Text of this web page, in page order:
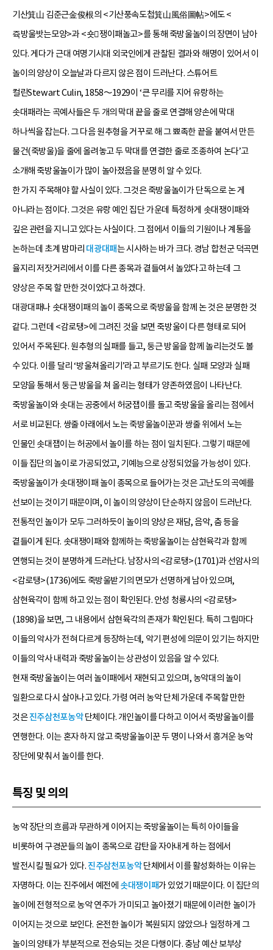
기산箕山 김준근金俊根의 <기산풍속도첩箕山風俗圖帖>에도 <
쥭방울밧는모양>과 <숏쟁이패놀고>를 통해 죽방울놀이의 장면이 남아
있다. 게다가 근대 여명기시대 외국인에게 관찰된 결과와 해명이 있어서 이
놀이의 양상이 오늘날과 다르지 않은 점이 드러난다. 스튜어트
컬린Stewart Culin, 1858～1929이 ‘큰 무리를 지어 유랑하는
솟대패라는 곡예사들은 두 개의 막대 끝을 줄로 연결해 양손에 막대
하나씩을 잡는다. 그 다음 원추형을 거꾸로 해 그 뾰족한 끝을 붙여서 만든
물건(죽방울)을 줄에 올려놓고 두 막대를 연결한 줄로 조종하여 논다’고
소개해 죽방울놀이가 많이 놀아졌음을 분명히 알 수 있다.
한 가지 주목해야 할 사실이 있다. 그것은 죽방울놀이가 단독으로 논 게
아니라는 점이다. 그것은 유랑 예인 집단 가운데 특정하게 솟대쟁이패와
깊은 관련을 지니고 있다는 사실이다. 그 점에서 이들의 기원이나 계통을
논하는데 초계 밤마리 대광대패는 시사하는 바가 크다. 경남 합천군 덕곡면
율지리 저잣거리에서 이를 다른 종목과 곁들여서 놀았다고 하는데 그
양상은 주목 할 만한 것이었다고 하겠다.
대광대패나 솟대쟁이패의 놀이 종목으로 죽방울을 함께 논 것은 분명한 것
같다. 그런데 <감로탱>에 그려진 것을 보면 죽방울이 다른 형태로 되어
있어서 주목된다. 원추형의 실패를 들고, 둥근 방울을 함께 놀리는것도 볼
수 있다. 이를 달리 ‘방울쳐올리기’라고 부르기도 한다. 실패 모양과 실패
모양을 통해서 둥근 방울을 쳐 올리는 형태가 양존하였음이 나타난다.
죽방울놀이와 솟대는 공중에서 허궁잽이를 돌고 죽방울을 올리는 점에서
서로 비교된다. 쌍줄 아래에서 노는 죽방울놀이꾼과 쌍줄 위에서 노는
인물인 솟대잽이는 허공에서 놀이를 하는 점이 일치된다. 그렇기 때문에
이들 집단의 놀이로 가공되었고, 기예능으로 상정되었을 가능성이 있다.
죽방울놀이가 솟대쟁이패 놀이 종목으로 들어가는 것은 고난도의 곡예를
선보이는 것이기 때문이며, 이 놀이의 양상이 단순하지 않음이 드러난다.
전통적인 놀이가 모두 그러하듯이 놀이의 양상은 재담, 음악, 춤 등을
곁들이게 된다. 솟대쟁이패와 함께하는 죽방울놀이는 삼현육각과 함께
연행되는 것이 분명하게 드러난다. 남장사의 <감로탱>(1701)과 선암사의
<감로탱>(1736)에도 죽방울받기의 면모가 선명하게 남아 있으며,
삼현육각이 함께 하고 있는 점이 확인된다. 안성 청룡사의 <감로탱>
(1898)을 보면, 그 내용에서 삼현육각의 존재가 확인된다. 특히 그림마다
이들의 악사가 전혀 다르게 등장하는데, 악기 편성에 의문이 있기는 하지만
이들의 악사 내력과 죽방울놀이는 상관성이 있음을 알 수 있다.
현재 죽방울놀이는 여러 놀이패에서 재현되고 있으며, 농악대의 놀이
일환으로 다시 살아나고 있다. 가령 여러 농악 단체 가운데 주목할 만한
것은진주삼천포농악단체이다. 개인놀이를 다하고 이어서 죽방울놀이를
연행한다. 이는 혼자 하지 않고 죽방울놀이꾼 두 명이 나와서 흥겨운 농악
장단에 맞춰서 놀이를 한다.
특징 및 의의
농악 장단의 흐름과 무관하게 이어지는 죽방울놀이는 특히 아이들을
비롯하여 구경꾼들의 놀이 종목으로 감탄을 자아내게 하는 점에서
발전시킬 필요가 있다.진주삼천포농악단체에서 이를 활성화하는 이유는
자명하다. 이는 진주에서 예전에 솟대쟁이패가 있었기 때문이다. 이 집단의
놀이에 전형적으로 농악 연주가 가미되고 놀아졌기 때문에 이러한 놀이가
이어지는 것으로 보인다. 온전한 놀이가 복원되지 않았으나 일정하게 그
놀이의 양태가 부분적으로 전승되는 것은 다행이다. 충남 예산 보부상